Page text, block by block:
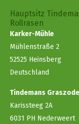
Hauptsitz
Rollrasen
Karker-Mühle
Mühlenstraße 2
52525 Heinsberg
Deutschland
Tindemans
Karissteeg 2A
6031 PH Nederweert